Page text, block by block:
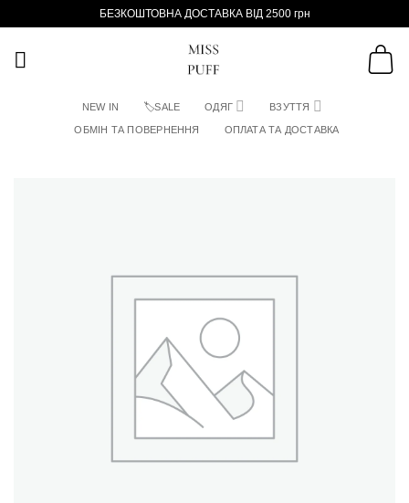
БЕЗКОШТОВНА ДОСТАВКА ВІД 2500 грн
NEW IN 🏷SALE ОДЯГ ВЗУТТЯ
ОБМІН ТА ПОВЕРНЕННЯ ОПЛАТА ТА ДОСТАВКА